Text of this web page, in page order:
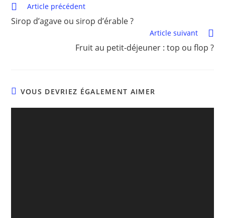
Article précédent
Sirop d’agave ou sirop d’érable ?
Article suivant
Fruit au petit-déjeuner : top ou flop ?
VOUS DEVRIEZ ÉGALEMENT AIMER